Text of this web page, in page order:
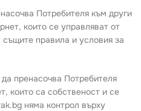
Потребителя към други
които се управляват от
правила и условия за
пренасочва Потребителя
които са собственост и се
няма контрол върху